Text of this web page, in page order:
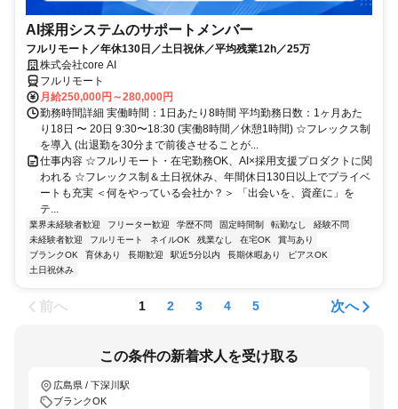
AI採用システムのサポートメンバー
フルリモート／年休130日／土日祝休／平均残業12h／25万
株式会社core AI
フルリモート
月給250,000円～280,000円
勤務時間詳細 実働時間：1日あたり8時間 平均勤務日数：1ヶ月あた
り18日 〜 20日 9:30〜18:30 (実働8時間／休憩1時間) ☆フレックス制
を導入 (出退勤を30分まで前後させることが...
仕事内容 ☆フルリモート・在宅勤務OK、AI×採用支援プロダクトに関
われる ☆フレックス制＆土日祝休み、年間休日130日以上でプライベ
ートも充実 ＜何をやっている会社か？＞ 「出会いを、資産に」を
テ...
業界未経験者歓迎 フリーター歓迎 学歴不問 固定時間制 転勤なし
経験不問
未経験者歓迎
フルリモート ネイルOK 残業なし 在宅OK
賞与あり
ブランクOK
育休あり 長期歓迎 駅近5分以内 長期休暇あり
ピアスOK
土日祝休み
前へ 1 2 3 4 5 次へ
この条件の新着求人を受け取る
広島県 / 下深川駅
ブランクOK